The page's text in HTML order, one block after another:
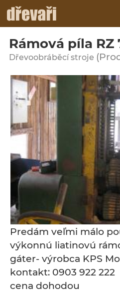
Rámová píla RZ
Dřevoobráběcí stroje
Predám veľmi málo
výkonnú liatinovú
gáter- výrobca KPS
kontakt: 0903 922 222
cena dohodou